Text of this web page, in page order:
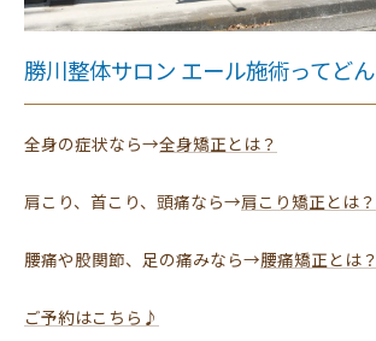
勝川整体サロン エール施術ってど
全身の症状なら→全身矯正とは？
肩こり、首こり、頭痛なら→肩こり矯正とは？
腰痛や股関節、足の痛みなら→腰痛矯正とは？
ご予約はこちら♪